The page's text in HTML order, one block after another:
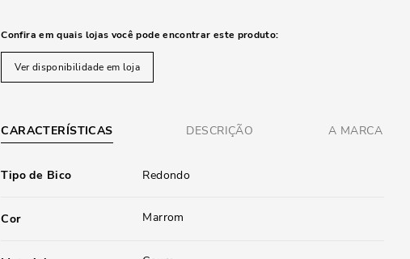
Confira em quais lojas você pode encontrar este produto:
Ver disponibilidade em loja
CARACTERÍSTICAS DESCRIÇÃO A MARCA
Tipo de Bico Redondo
Cor Marrom